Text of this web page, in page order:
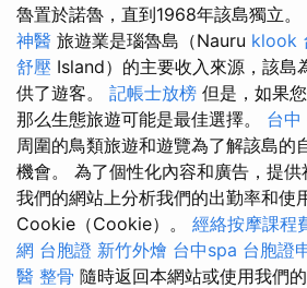
魯置於諾魯，直到1968年該島獨立。
神醫 旅遊業是瑙魯島（Nauru klook
舒壓 Island）的主要收入來源，該島
供了遊客。 記帳士放榜 但是，如果
那么生態旅遊可能是最佳選擇。 台中
周圍的鳥類旅遊和遊覽為了解該島的
機會。 為了個性化內容和廣告，提
我們的網站上分析我們的出勤率和使
Cookie（Cookie）。 經絡按摩課程
網 台胞證 新竹外燴 台中spa 台胞證
醫 整骨 隨時返回本網站或使用我們